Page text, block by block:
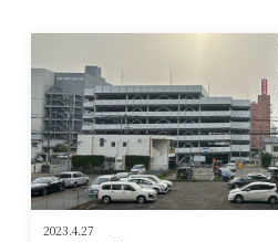
2023.4.27